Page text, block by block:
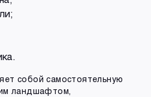
собой самостоятельную
ландшафтом,